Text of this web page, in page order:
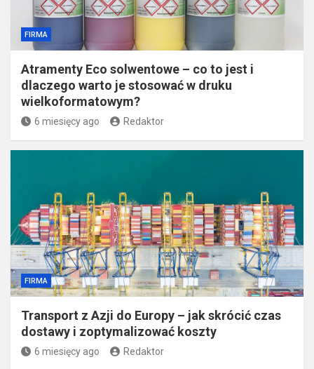
FIRMA
Atramenty Eco solwentowe – co to jest i
dlaczego warto je stosować w druku
wielkoformatowym?
6 miesięcy ago Redaktor
FIRMA
Transport z Azji do Europy – jak skrócić czas
dostawy i zoptymalizować koszty
6 miesięcy ago Redaktor